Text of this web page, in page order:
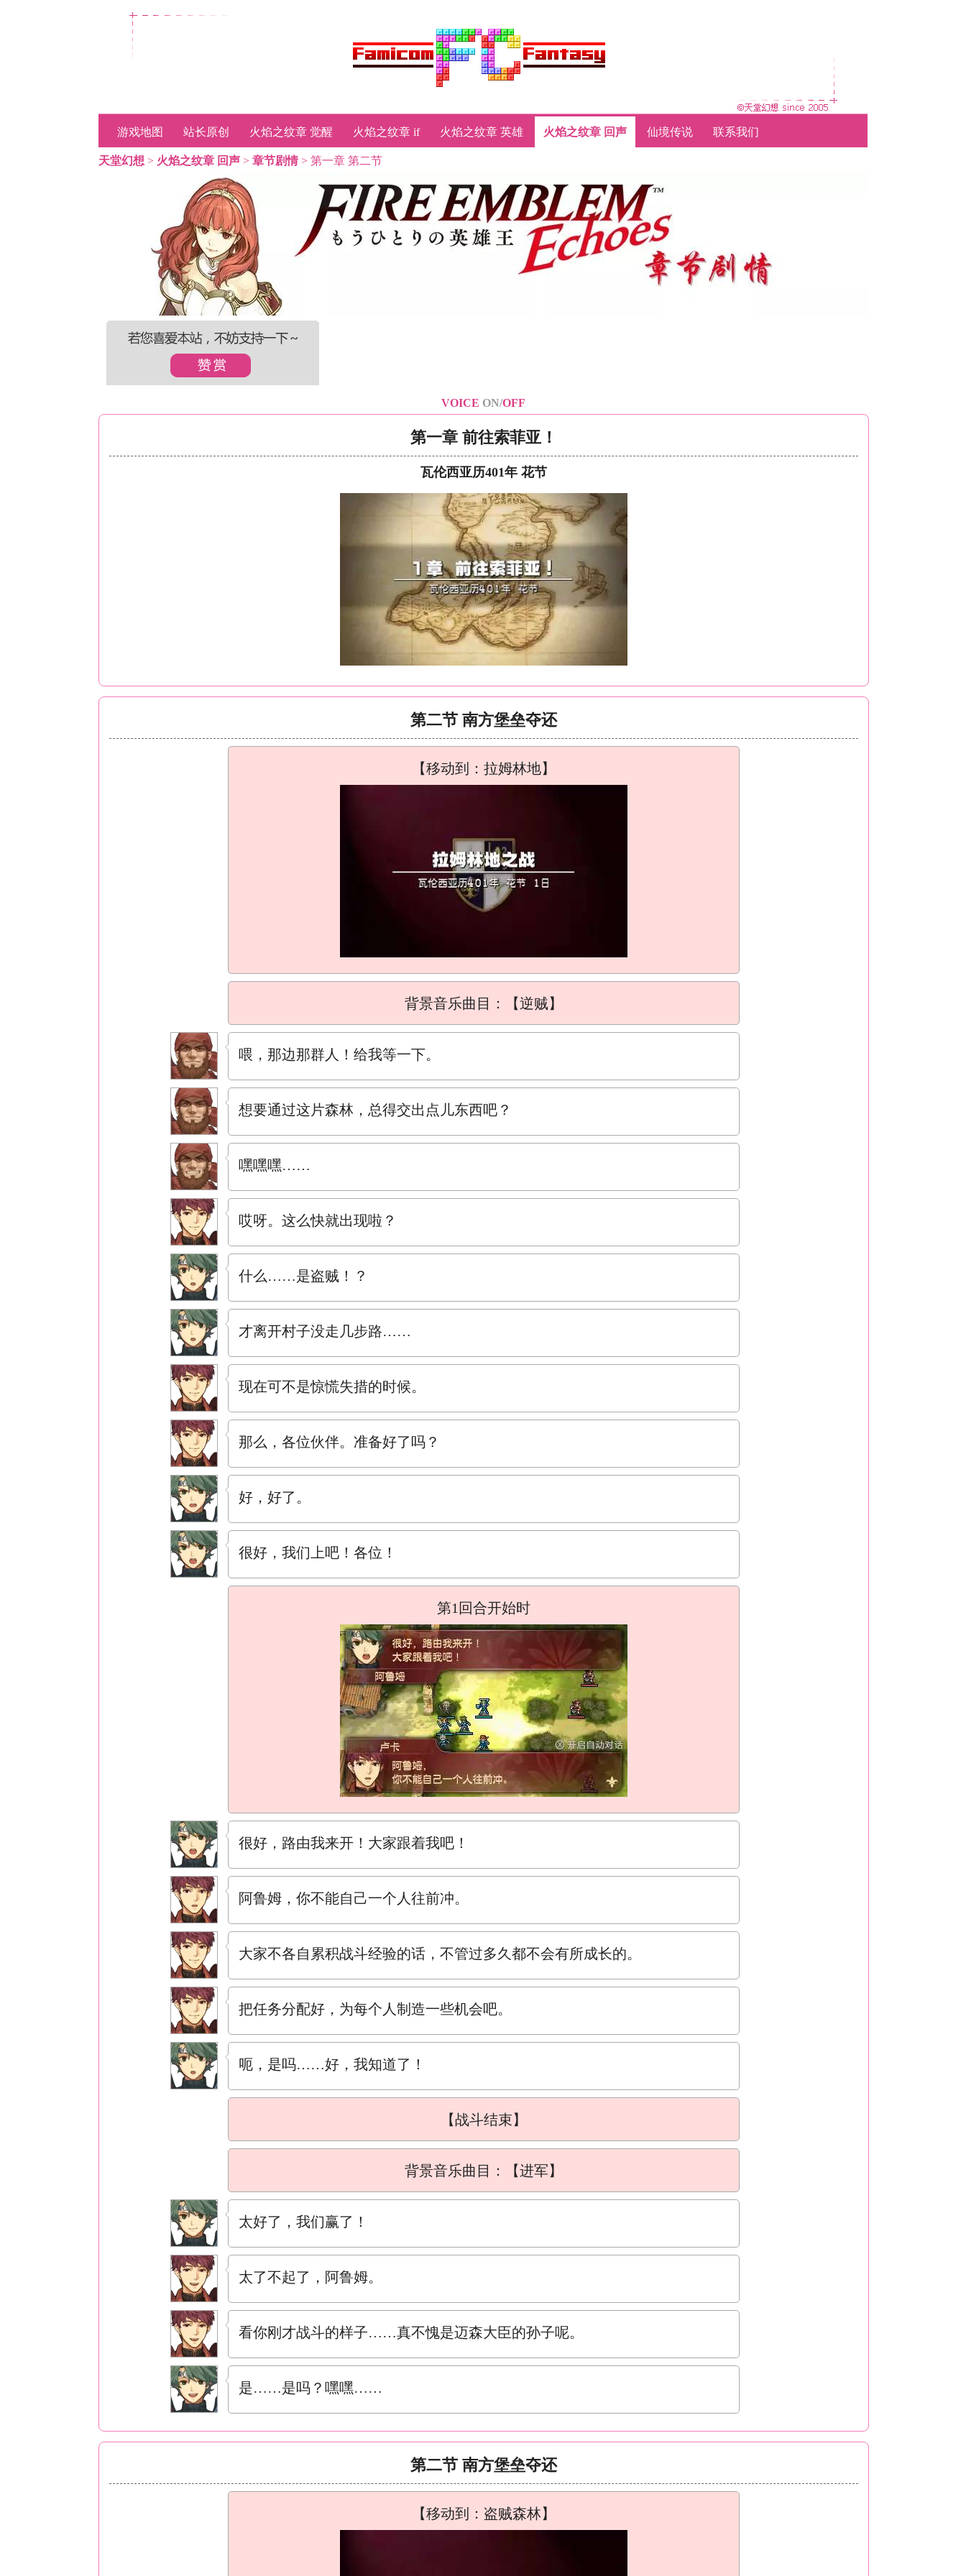
游戏地图 站长原创 火焰之纹章 觉醒 火焰之纹章 if 火焰之纹章 英雄 火焰之纹章 回声 仙境传说 联系我们
天堂幻想 > 火焰之纹章 回声 > 章节剧情> 第一章 第二节
VOICE ON/OFF
第一章 前往索菲亚！
瓦伦西亚历401年 花节
第二节 南方堡垒夺还
【移动到：拉姆林地】
背景音乐曲目：【逆贼】
喂，那边那群人！给我等一下。
想要通过这片森林，总得交出点儿东西吧？
嘿嘿嘿……
哎呀。这么快就出现啦？
什么……是盗贼！？
才离开村子没走几步路……
现在可不是惊慌失措的时候。
那么，各位伙伴。准备好了吗？
好，好了。
很好，我们上吧！各位！
第1回合开始时
很好，路由我来开！大家跟着我吧！
阿鲁姆，你不能自己一个人往前冲。
大家不各自累积战斗经验的话，不管过多久都不会有所成长的。
把任务分配好，为每个人制造一些机会吧。
呃，是吗……好，我知道了！
【战斗结束】
背景音乐曲目：【进军】
太好了，我们赢了！
太了不起了，阿鲁姆。
看你刚才战斗的样子……真不愧是迈森大臣的孙子呢。
是……是吗？嘿嘿……
第二节 南方堡垒夺还
【移动到：盗贼森林】